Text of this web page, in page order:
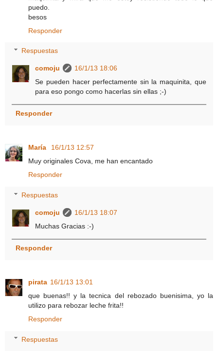
puedo.
besos
Responder
Respuestas
comoju
16/1/13 18:06
Se pueden hacer perfectamente sin la maquinita, que
para eso pongo como hacerlas sin ellas ;-)
Responder
María
16/1/13 12:57
Muy originales Cova, me han encantado
Responder
Respuestas
comoju
16/1/13 18:07
Muchas Gracias :-)
Responder
pirata 16/1/13 13:01
que buenas!! y la tecnica del rebozado buenisima, yo la
utilizo para rebozar leche frita!!
Responder
Respuestas